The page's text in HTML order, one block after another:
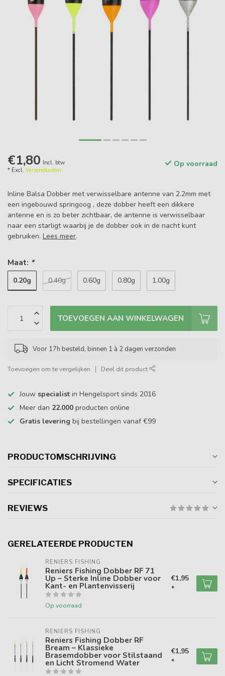
€1,80 Incl. btw
* Excl. Verzendkosten
Op voorraad
Inline Balsa Dobber met verwisselbare antenne van 2.2mm met
een ingebouwd springoog , deze dobber heeft een dikkere
antenne en is zo beter zichtbaar, de antenne is verwisselbaar
naar een starligt waarbij je de dobber ook in de nacht kunt
gebruiken. Lees meer.
Maat: *
0.20g 0.40g 0.60g 0.80g 1.00g
TOEVOEGEN AAN WINKELWAGEN
Voor 17h besteld, binnen 1 à 2 dagen verzonden
Toevoegen om te vergelijken Deel dit product
Jouw specialist in Hengelsport sinds 2016
Meer dan 22.000 producten online
Gratis levering bij bestellingen vanaf €99
PRODUCTOMSCHRIJVING
SPECIFICATIES
REVIEWS
GERELATEERDE PRODUCTEN
RENIERS FISHING
Reniers Fishing Dobber RF 71
Up – Sterke Inline Dobber voor
Kant- en Plantenvisserij
Op voorraad
€1,95
*
RENIERS FISHING
Reniers Fishing Dobber RF
Bream – Klassieke
Brasemdobber voor Stilstaand
en Licht Stromend Water
€1,95
*